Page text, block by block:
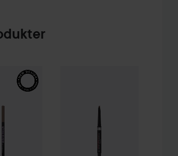
PencilTuxedo
New YorkBrow Ultra Slim Pencil